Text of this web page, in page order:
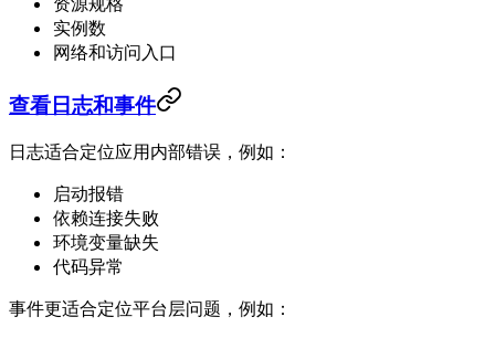
实例数
网络和访问入口
查看日志和事件
日志适合定位应用内部错误，例如：
启动报错
依赖连接失败
环境变量缺失
代码异常
事件更适合定位平台层问题，例如：